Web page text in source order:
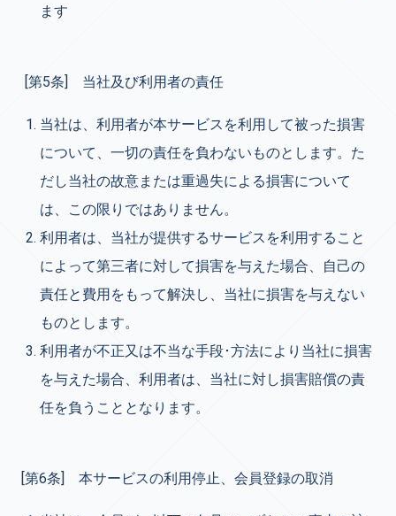
ます
[第5条] 当社及び利用者の責任
当社は、利用者が本サービスを利用して被った損害
について、一切の責任を負わないものとします。た
だし当社の故意または重過失による損害について
は、この限りではありません。
利用者は、当社が提供するサービスを利用すること
によって第三者に対して損害を与えた場合、自己の
責任と費用をもって解決し、当社に損害を与えない
ものとします。
利用者が不正又は不当な手段･方法により当社に損害
を与えた場合、利用者は、当社に対し損害賠償の責
任を負うこととなります。
[第6条] 本サービスの利用停止、会員登録の取消